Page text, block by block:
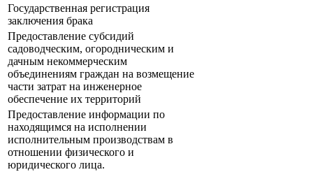
Государственная регистрация
заключения брака
Предоставление субсидий
садоводческим, огородническим и
дачным некоммерческим
объединениям граждан на возмещение
части затрат на инженерное
обеспечение их территорий
Предоставление информации по
находящимся на исполнении
исполнительным производствам в
отношении физического и
юридического лица.